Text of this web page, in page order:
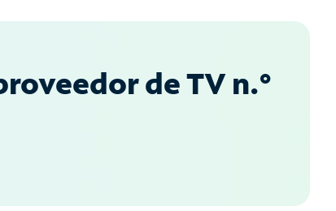
de TV n.°